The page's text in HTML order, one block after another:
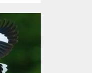
davetiyle
gelen
tarihi